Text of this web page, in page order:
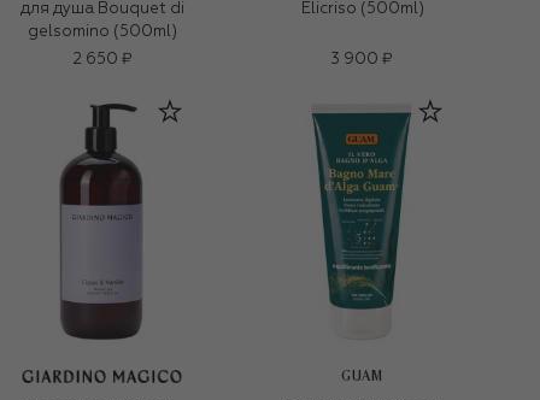
для душа Bouquet di
gelsomino (500ml)
2 650 ₽
Elicriso (500ml)
3 900 ₽
GUAM